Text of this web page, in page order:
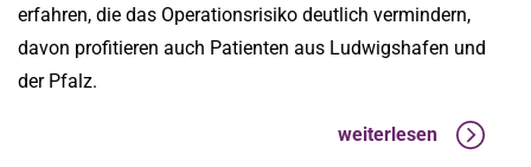
erfahren, die das Operationsrisiko deutlich vermindern,
davon profitieren auch Patienten aus Ludwigshafen und
der Pfalz.
weiterlesen